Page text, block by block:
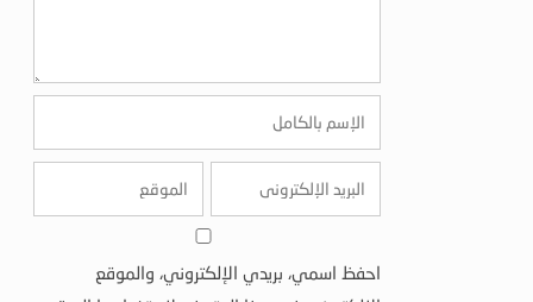
احفظ اسمي، بريدي الإلكتروني، والموقع